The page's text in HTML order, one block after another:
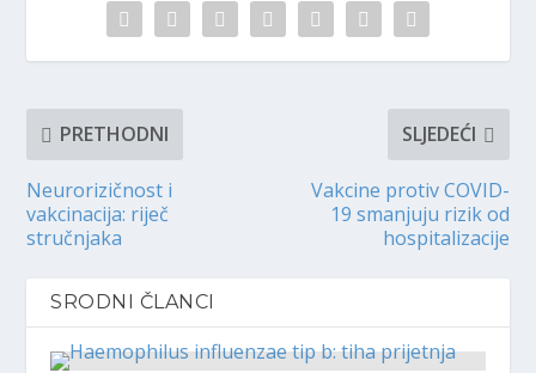
PRETHODNI
Neurorizičnost i
vakcinacija: riječ
stručnjaka
SLJEDEĆI
Vakcine protiv COVID-
19 smanjuju rizik od
hospitalizacije
SRODNI ČLANCI